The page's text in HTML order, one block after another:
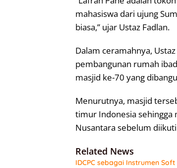
mahasiswa dari ujung
biasa,” ujar Ustaz Fadlan.
Dalam ceramahnya,
pembangunan rumah
masjid ke-70 yang
Menurutnya, masjid
timur Indonesia sehingga
Nusantara sebelum
Related News
IDCPC sebagai Instrumen